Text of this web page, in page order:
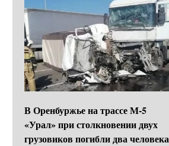
В Оренбуржье на трассе М-5
«Урал» при столкновении двух
грузовиков погибли два человека